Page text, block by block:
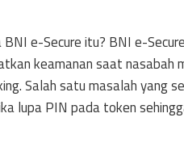
e-Secure itu? BNI e-
keamanan saat nasabah
Salah satu masalah yang
lupa PIN pada token